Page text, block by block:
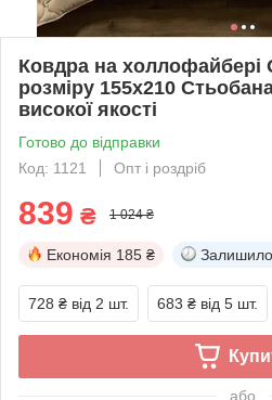
Ковдра на
розміру 155х210
високої якості
Готово до відправки
Код: 1121
Опт і роздріб
839 ₴ 1 024 ₴
Економія 185 ₴
728 ₴ від 2 шт. 683 ₴ від 5 шт.
або